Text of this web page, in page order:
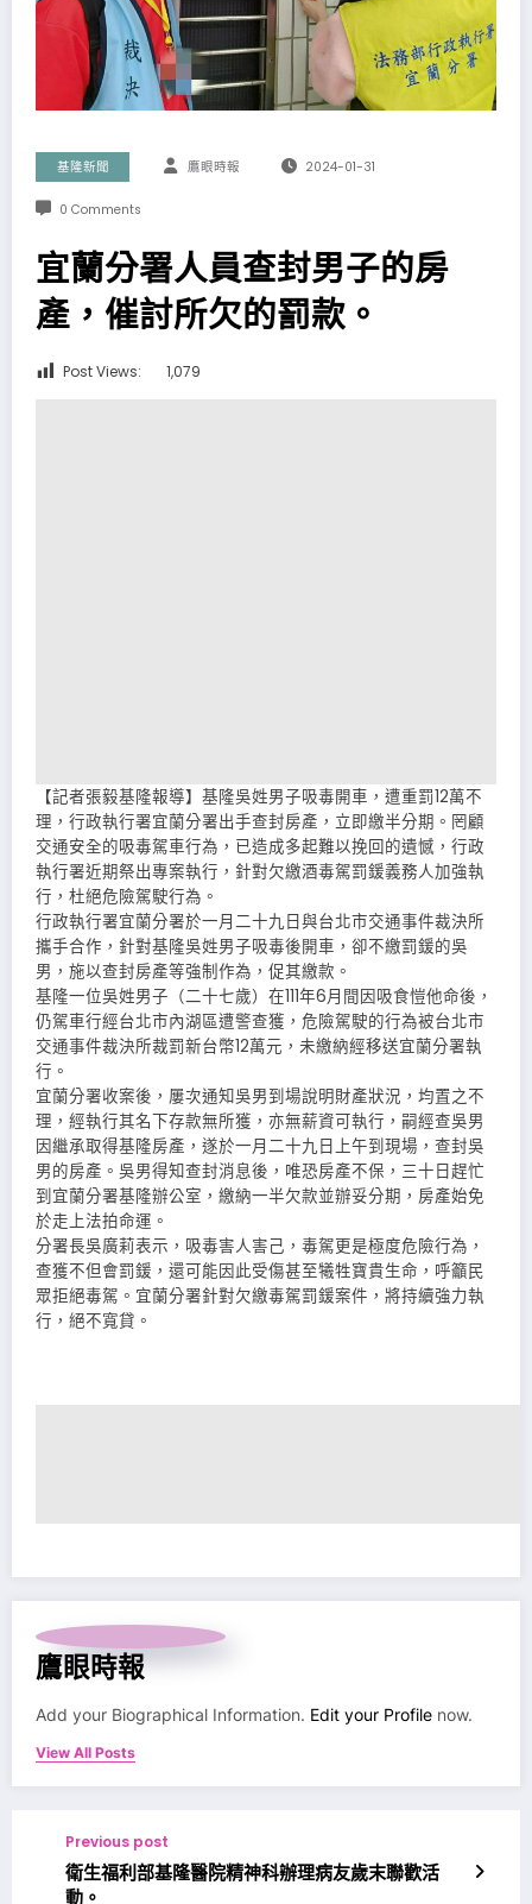
基隆新聞 鷹眼時報 2024-01-31
0 Comments
宜蘭分署人員查封男子的房
產，催討所欠的罰款。
Post Views: 1,079
【記者張毅基隆報導】基隆吳姓男子吸毒開車，遭重罰12萬不
理，行政執行署宜蘭分署出手查封房產，立即繳半分期。罔顧
交通安全的吸毒駕車行為，已造成多起難以挽回的遺憾，行政
執行署近期祭出專案執行，針對欠繳酒毒駕罰鍰義務人加強執
行，杜絕危險駕駛行為。
行政執行署宜蘭分署於一月二十九日與台北市交通事件裁決所
攜手合作，針對基隆吳姓男子吸毒後開車，卻不繳罰鍰的吳
男，施以查封房產等強制作為，促其繳款。
基隆一位吳姓男子（二十七歲）在111年6月間因吸食愷他命後，
仍駕車行經台北市內湖區遭警查獲，危險駕駛的行為被台北市
交通事件裁決所裁罰新台幣12萬元，未繳納經移送宜蘭分署執
行。
宜蘭分署收案後，屢次通知吳男到場說明財產狀況，均置之不
理，經執行其名下存款無所獲，亦無薪資可執行，嗣經查吳男
因繼承取得基隆房產，遂於一月二十九日上午到現場，查封吳
男的房產。吳男得知查封消息後，唯恐房產不保，三十日趕忙
到宜蘭分署基隆辦公室，繳納一半欠款並辦妥分期，房產始免
於走上法拍命運。
分署長吳廣莉表示，吸毒害人害己，毒駕更是極度危險行為，
查獲不但會罰鍰，還可能因此受傷甚至犧牲寶貴生命，呼籲民
眾拒絕毒駕。宜蘭分署針對欠繳毒駕罰鍰案件，將持續強力執
行，絕不寬貸。
鷹眼時報
Add your Biographical Information. Edit your Profile now.
View All Posts
Previous post
衛生福利部基隆醫院精神科辦理病友歲末聯歡活
動。